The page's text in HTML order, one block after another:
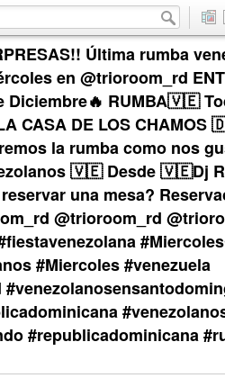
Última rumba
en @trioroom_rd
RUMBA🇻🇪
CASA DE LOS
la rumba como nos
🇻🇪 Desde 🇻🇪Dj
una mesa?
@trioroom_rd
#Miercoles #venezuela
#republicadominicana